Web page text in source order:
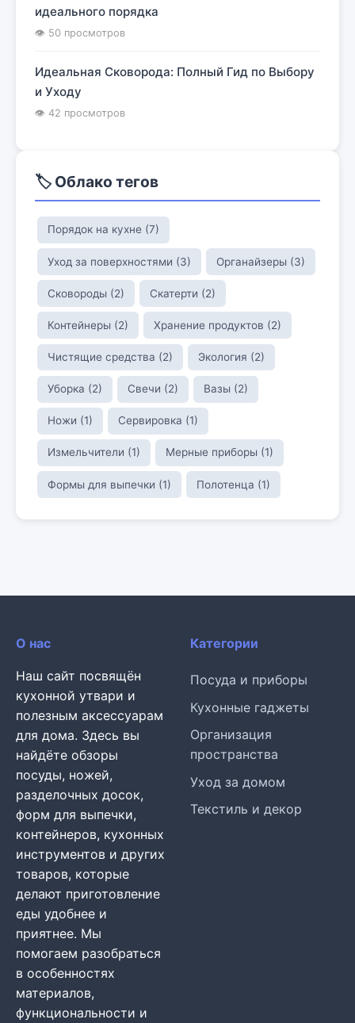
идеального порядка
👁 50 просмотров
Идеальная Сковорода: Полный Гид по Выбору
и Уходу
👁 42 просмотров
🏷️ Облако тегов
Порядок на кухне (7)
Уход за поверхностями (3) Органайзеры (3)
Сковороды (2) Скатерти (2)
Контейнеры (2) Хранение продуктов (2)
Чистящие средства (2) Экология (2)
Уборка (2) Свечи (2) Вазы (2)
Ножи (1) Сервировка (1)
Измельчители (1) Мерные приборы (1)
Формы для выпечки (1) Полотенца (1)
О нас
Наш сайт посвящён
кухонной утвари и
полезным аксессуарам
для дома. Здесь вы
найдёте обзоры
посуды, ножей,
разделочных досок,
форм для выпечки,
контейнеров, кухонных
инструментов и других
товаров, которые
делают приготовление
еды удобнее и
приятнее. Мы
помогаем разобраться
в особенностях
материалов,
функциональности и
Категории
Посуда и приборы
Кухонные гаджеты
Организация
пространства
Уход за домом
Текстиль и декор